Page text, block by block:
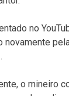
no
novamente
o mineiro